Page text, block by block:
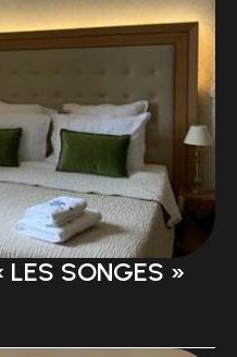
SONGES »